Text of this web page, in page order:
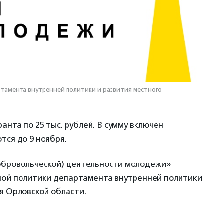
внутренней политики и развития местного
по 25 тыс. рублей. В сумму включен
до 9 ноября.
деятельности молодежи»
политики департамента внутренней политики
Орловской области.